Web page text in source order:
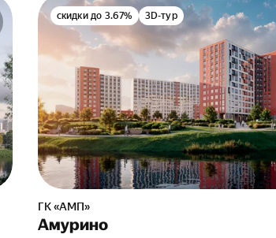
скидки до 3.67% 3D-тур
ГК «АМП»
Амурино